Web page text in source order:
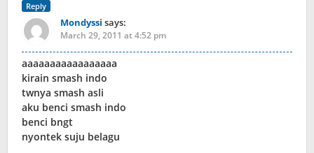
Reply
Mondyssi says:
March 29, 2011 at 4:52 pm
aaaaaaaaaaaaaaaaa
kirain smash indo
twnya smash asli
aku benci smash indo
benci bngt
nyontek suju belagu